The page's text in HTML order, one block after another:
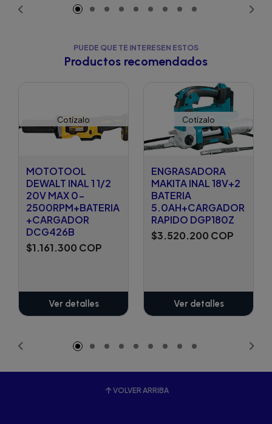
PUEDE QUE TE INTERESEN ESTOS
Productos recomendados
Cotízalo
MOTOTOOL
DEWALT INAL 1 1/2
20V MAX 0-
2500RPM+BATERIA
+CARGADOR
DCG426B
$1.161.300 COP
Ver detalles
Cotízalo
ENGRASADORA
MAKITA INAL 18V+2
BATERIA
5.0AH+CARGADOR
RAPIDO DGP180Z
$3.520.200 COP
Ver detalles
VOLVER ARRIBA